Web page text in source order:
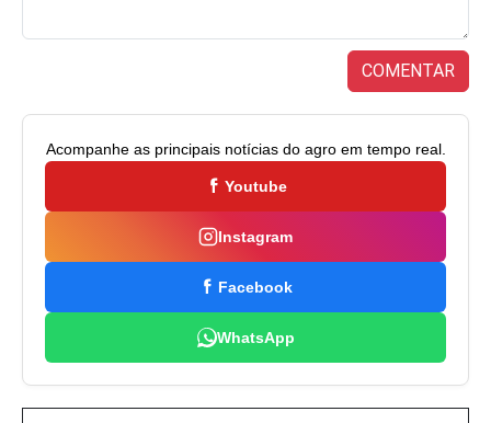
COMENTAR
Acompanhe as principais notícias do agro em tempo real.
Youtube
Instagram
Facebook
WhatsApp